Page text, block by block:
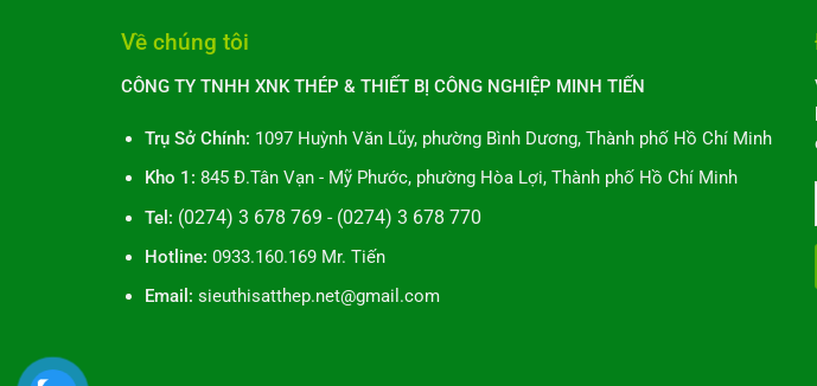
Về chúng tôi
CÔNG TY TNHH XNK THÉP & THIẾT BỊ CÔNG NGHIỆP MINH TIẾN
Trụ Sở Chính: 1097 Huỳnh Văn Lũy, phường Bình Dương, Thành phố Hồ Chí Minh
Kho 1: 845 Đ.Tân Vạn - Mỹ Phước, phường Hòa Lợi, Thành phố Hồ Chí Minh
Tel: (0274) 3 678 769 - (0274) 3 678 770
Hotline:0933.160.169 Mr. Tiến
Email: sieuthisatthep.net@gmail.com